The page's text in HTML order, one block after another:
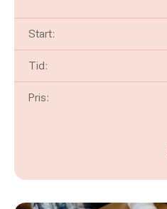
Start:
Tid:
Pris: